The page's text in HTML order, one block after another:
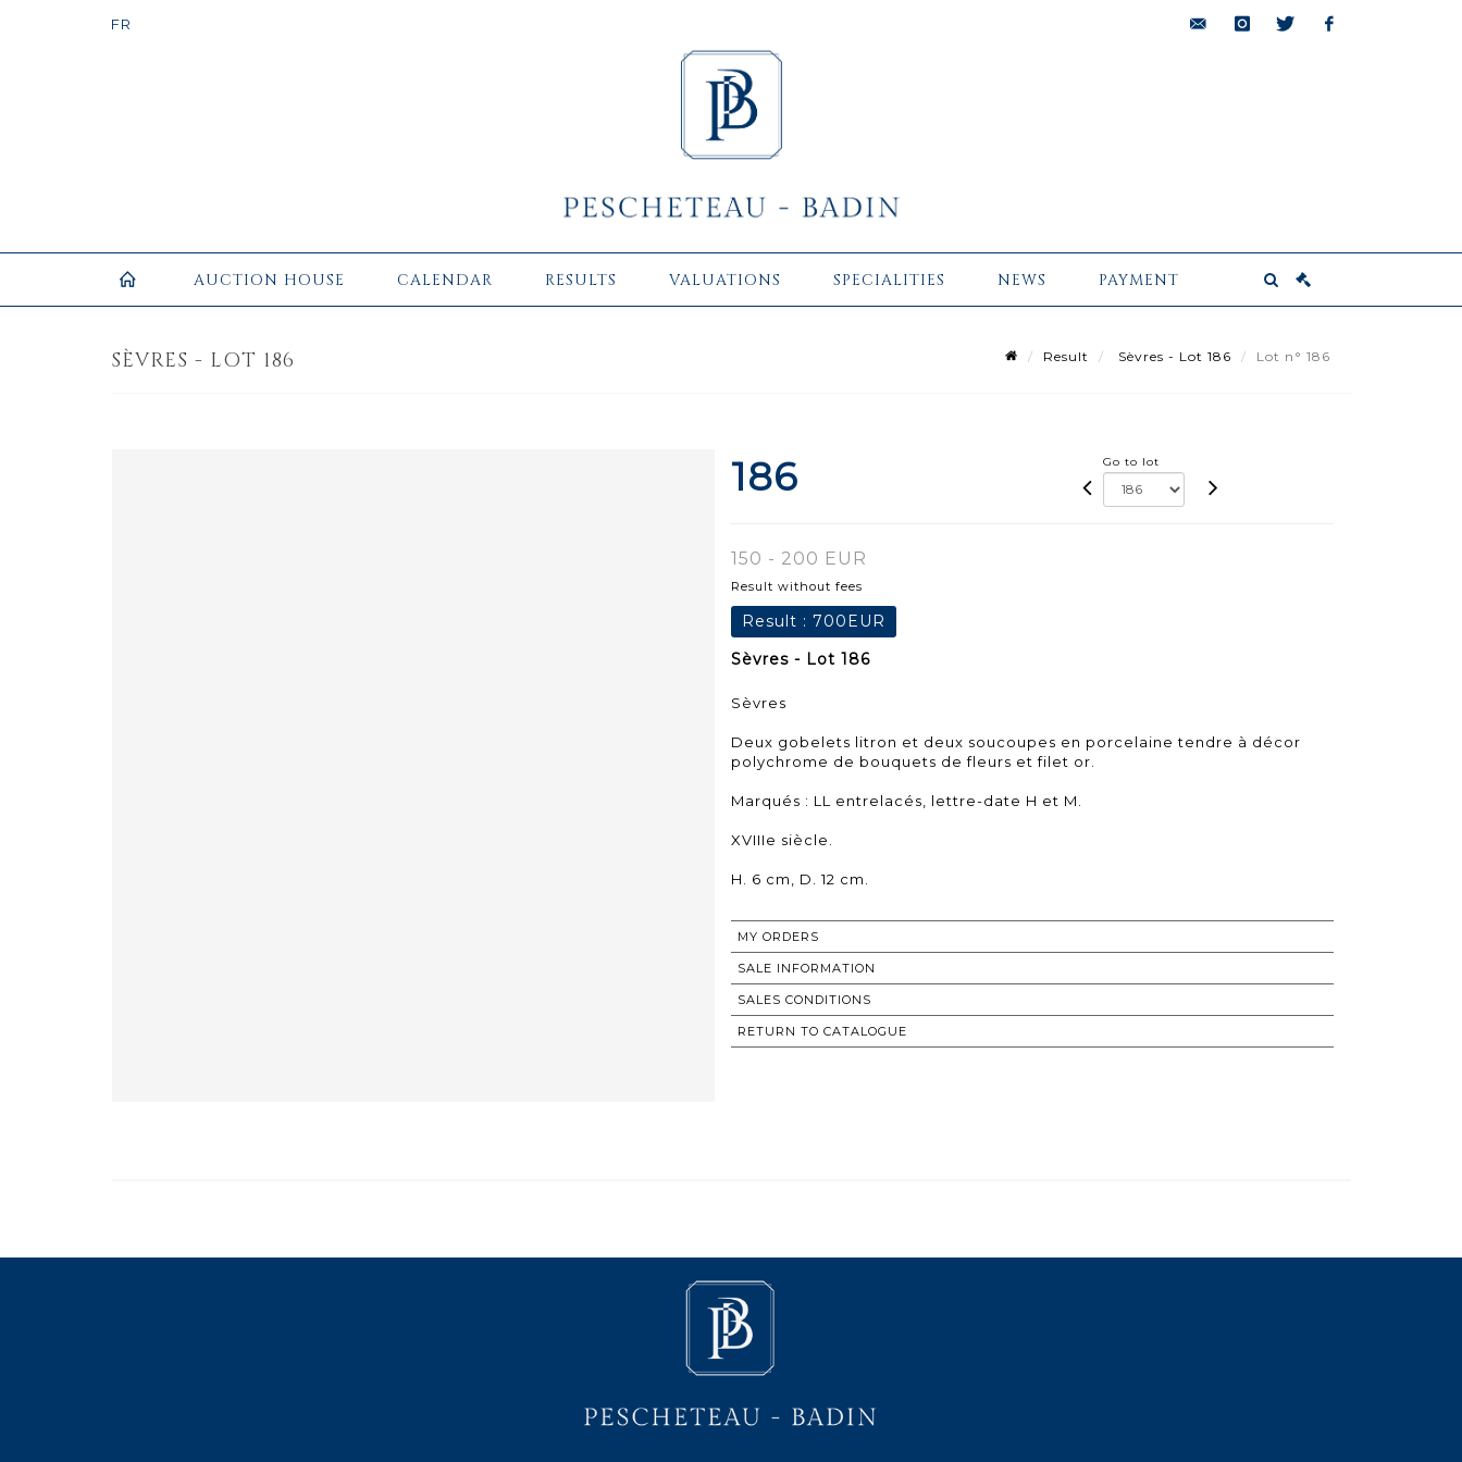
AUCTION HOUSE CALENDAR RESULTS VALUATIONS SPECIALITIES NEWS PAYMENT
SÈVRES - LOT 186 Result Sèvres - Lot 186 Lot n° 186
186 Go to lot
150 - 200 EUR
Result without fees
Result : 700EUR
Sèvres - Lot 186
Sèvres
Deux gobelets litron et deux soucoupes en porcelaine tendre à décor
polychrome de bouquets de fleurs et filet or.
Marqués : LL entrelacés, lettre-date H et M.
XVIIIe siècle.
H. 6 cm, D. 12 cm.
MY ORDERS
SALE INFORMATION
SALES CONDITIONS
RETURN TO CATALOGUE